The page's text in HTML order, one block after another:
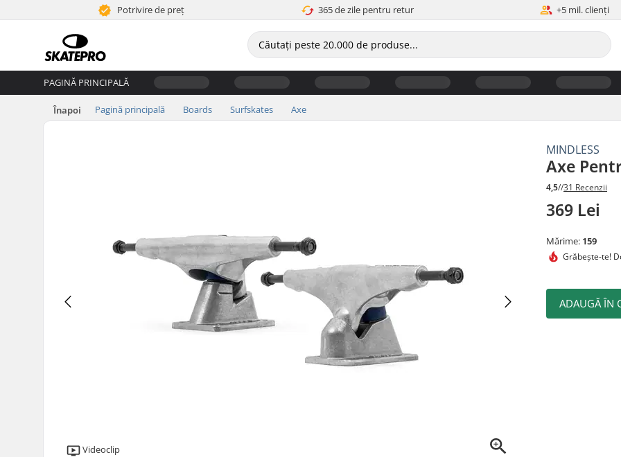
Potrivire de preț 365 de zile pentru retur +5 mil. clienți
PAGINĂ PRINCIPALĂ
Înapoi Pagină principală Boards Surfskates Axe
MINDLESS
Axe
4,5//31 Recenzii
369 Lei
Videoclip
Mărime: 159
Grăbește-te!
ADAUGĂ ÎN